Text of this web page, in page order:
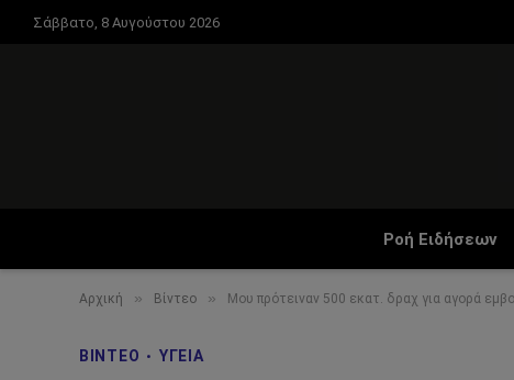
Σάββατο, 8 Αυγούστου 2026
Ροή Ειδήσεων
Αρχική » Βίντεο » Μου πρότειναν 500 εκατ. δραχ για αγορά
ΒΊΝΤΕΟ ΥΓΕΊΑ